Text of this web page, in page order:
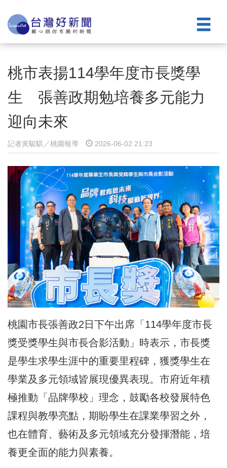
桃市表揚114學年度市長獎學
生 張善政期勉培養多元能力
迎向未來
記者黃駿騏／桃園報導 2026-06-02 21:23
桃園市長張善政2日下午出席「114學年度市長
獎受獎學生與市長合影活動」時表示，市長獎
是學生求學生涯中的重要里程碑，獲獎學生在
學業及多元領域皆展現優異表現。市府近年積
極推動「品牌學校」理念，鼓勵各校發展特色
課程與教學亮點，期盼學生在課業學習之外，
也在體育、藝術及多元領域充分發揮潛能，培
養更全面的能力與素養。